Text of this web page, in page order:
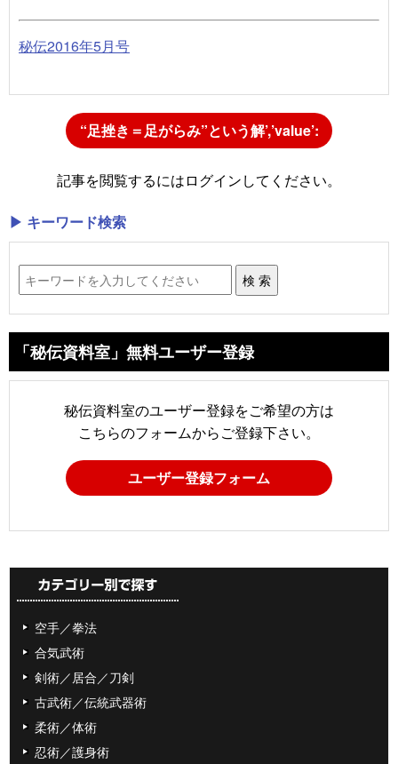
秘伝2016年5月号
“足挫き＝足がらみ”という解’,’value’:
記事を閲覧するにはログインしてください。
▶ キーワード検索
「秘伝資料室」無料ユーザー登録
秘伝資料室のユーザー登録をご希望の方は
こちらのフォームからご登録下さい。
ユーザー登録フォーム
空手／拳法
合気武術
剣術／居合／刀剣
古武術／伝統武器術
柔術／体術
忍術／護身術